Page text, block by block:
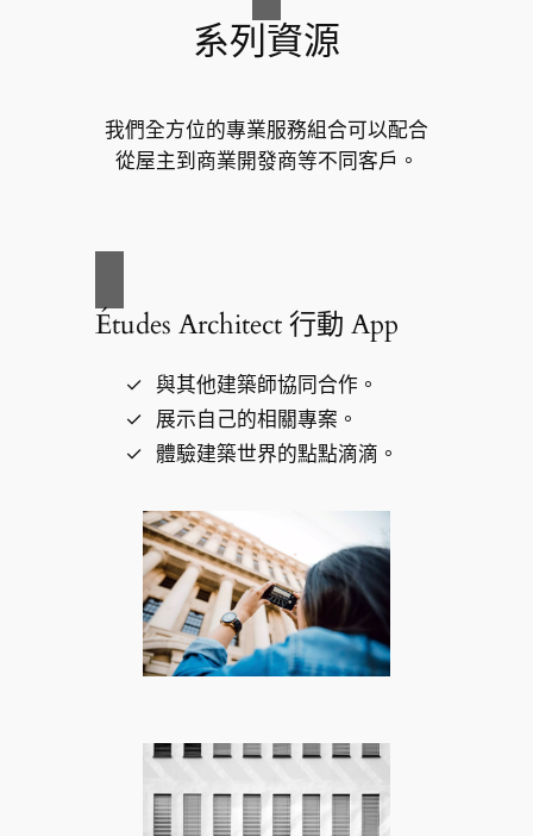
系列資源
我們全方位的專業服務組合可以配合
從屋主到商業開發商等不同客戶。
Études Architect 行動 App
與其他建築師協同合作。
展示自己的相關專案。
體驗建築世界的點點滴滴。